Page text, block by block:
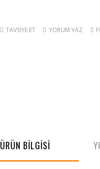
TAVSİYE ET YORUM YAZ
ÜRÜN BİLGİSİ